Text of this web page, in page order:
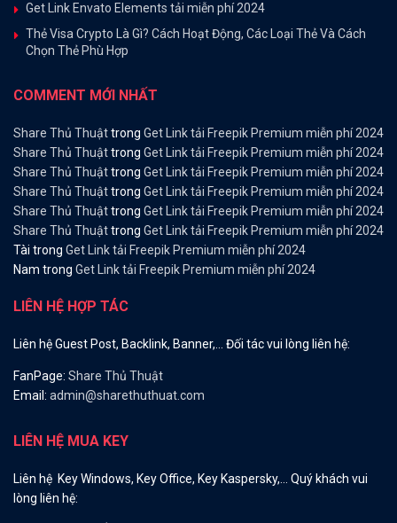
Get Link Envato Elements tải miễn phí 2024
Thẻ Visa Crypto Là Gì? Cách Hoạt Động, Các Loại Thẻ Và Cách
Chọn Thẻ Phù Hợp
COMMENT MỚI NHẤT
Share Thủ Thuậttrong Get Link tải Freepik Premium miễn phí 2024
Share Thủ Thuậttrong Get Link tải Freepik Premium miễn phí 2024
Share Thủ Thuậttrong Get Link tải Freepik Premium miễn phí 2024
Share Thủ Thuậttrong Get Link tải Freepik Premium miễn phí 2024
Share Thủ Thuậttrong Get Link tải Freepik Premium miễn phí 2024
Share Thủ Thuậttrong Get Link tải Freepik Premium miễn phí 2024
Tài trong Get Link tải Freepik Premium miễn phí 2024
Nam trong Get Link tải Freepik Premium miễn phí 2024
LIÊN HỆ HỢP TÁC
Liên hệ Guest Post, Backlink, Banner,… Đối tác vui lòng liên hệ:
FanPage: Share Thủ Thuật
Email: admin@sharethuthuat.com
LIÊN HỆ MUA KEY
Liên hệ Key Windows, Key Office, Key Kaspersky,… Quý khách vui
lòng liên hệ: